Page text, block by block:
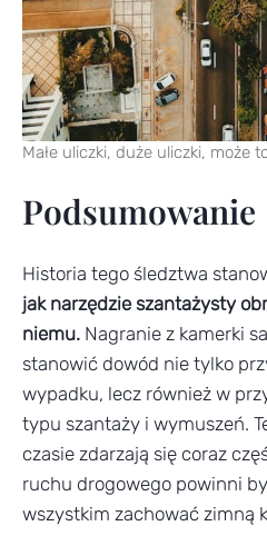
Małe uliczki, duże uliczki, może
Podsumowanie
Historia tego śledztwa
jak narzędzie szantażysty
niemu. Nagranie z kamerki
stanowić dowód nie tylko
wypadku, lecz również w
typu szantaży i wymuszeń.
czasie zdarzają się coraz
ruchu drogowego powinni
wszystkim zachować zimną